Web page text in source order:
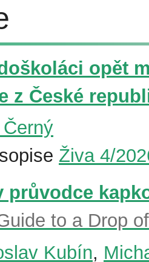
opět
z České
Živa 4/
průvodce
to a Drop
Kubín,